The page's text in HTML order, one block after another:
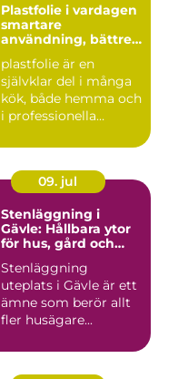
Plastfolie i vardagen
smartare
användning, bättre
plastfolie är en
självklar del i många
kök, både hemma och
i professionella
håller...
09. jul
Stenläggning i
Gävle: Hållbara ytor
för hus, gård och
Stenläggning
uteplats i Gävle är ett
ämne som berör allt
fler husägare...